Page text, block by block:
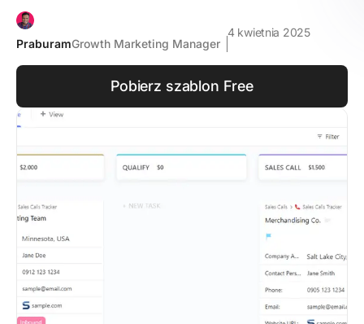
PraburamGrowth Marketing Manager
4 kwietnia 2025
Pobierz szablon Free